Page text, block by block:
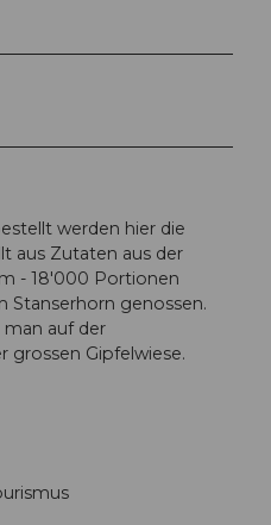
werden hier die
aus Zutaten aus der
- 18'000 Portionen
Stanserhorn genossen.
man auf der
grossen Gipfelwiese.